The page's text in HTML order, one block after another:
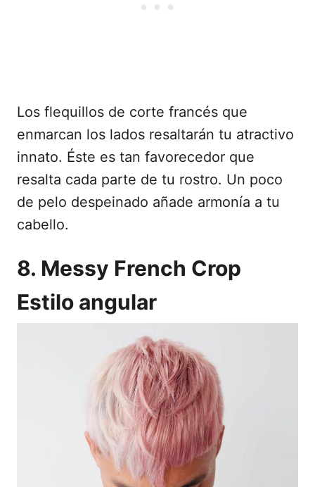
Los flequillos de corte francés que
enmarcan los lados resaltarán tu atractivo
innato. Éste es tan favorecedor que
resalta cada parte de tu rostro. Un poco
de pelo despeinado añade armonía a tu
cabello.
8. Messy French Crop
Estilo angular